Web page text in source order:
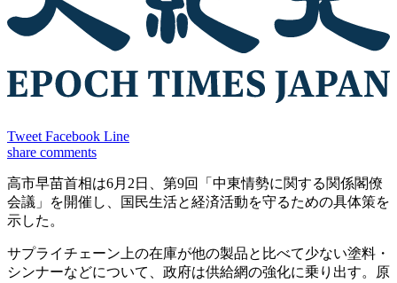
Tweet Facebook Line
share comments
高市早苗首相は6月2日、第9回「中東情勢に関する関係閣僚
会議」を開催し、国民生活と経済活動を守るための具体策を
示した。
サプライチェーン上の在庫が他の製品と比べて少ない塗料・
シンナーなどについて、政府は供給網の強化に乗り出す。原